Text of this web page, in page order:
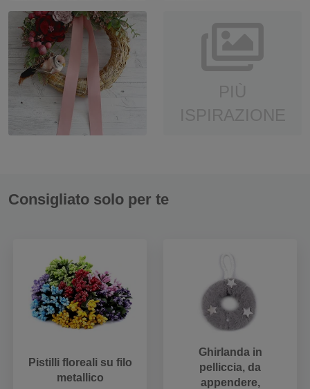
Consigliato solo per te
Pistilli floreali su filo
metallico
Ghirlanda in
pelliccia, da
appendere,